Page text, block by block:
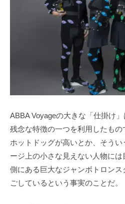
ABBA Voyageの大きな「仕掛け
残念な特徴の一つを利用したもの
ホットドッグが高いとか、そう
ージ上の小さな見えない人物に
側にある巨大なジャンボトロン
ごしているという事実のことだ。